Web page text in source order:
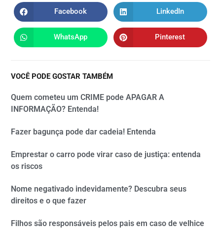
Facebook LinkedIn
WhatsApp Pinterest
VOCÊ PODE GOSTAR TAMBÉM
Quem cometeu um CRIME pode APAGAR A
INFORMAÇÃO? Entenda!
Fazer bagunça pode dar cadeia! Entenda
Emprestar o carro pode virar caso de justiça: entenda
os riscos
Nome negativado indevidamente? Descubra seus
direitos e o que fazer
Filhos são responsáveis pelos pais em caso de velhice